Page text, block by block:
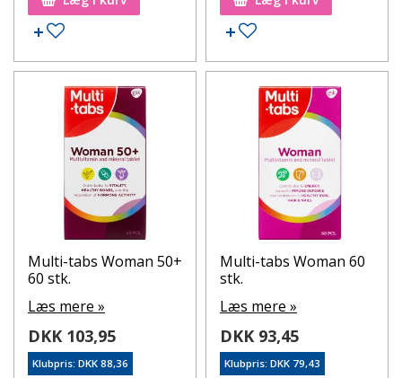
Tilføj til ønskeseddel
Tilføj til ønskeseddel
Multi-tabs Woman 50+
60 stk.
Læs mere »
DKK 103,95
Klubpris: DKK 88,36
Multi-tabs Woman 60
stk.
Læs mere »
DKK 93,45
Klubpris: DKK 79,43